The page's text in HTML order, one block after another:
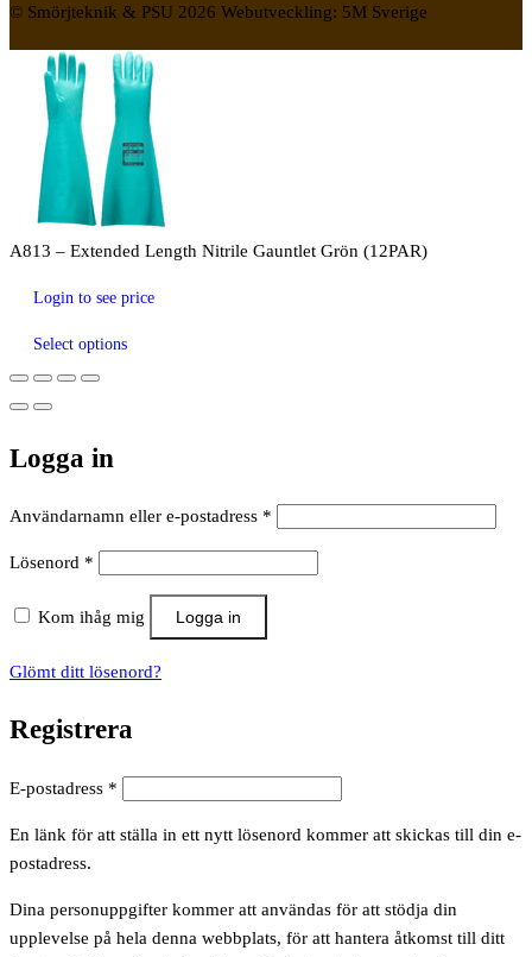
© Smörjteknik & PSU 2026 Webutveckling: 5M Sverige
A813 – Extended Length Nitrile Gauntlet Grön (12PAR)
Login to see price
Select options
Logga in
Användarnamn eller e-postadress *
Lösenord *
Kom ihåg mig Logga in
Glömt ditt lösenord?
Registrera
E-postadress *
En länk för att ställa in ett nytt lösenord kommer att skickas till din e-
postadress.
Dina personuppgifter kommer att användas för att stödja din
upplevelse på hela denna webbplats, för att hantera åtkomst till ditt